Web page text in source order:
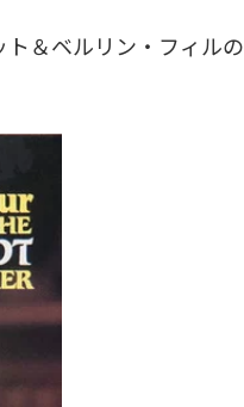
＆ベルリン・フィルの